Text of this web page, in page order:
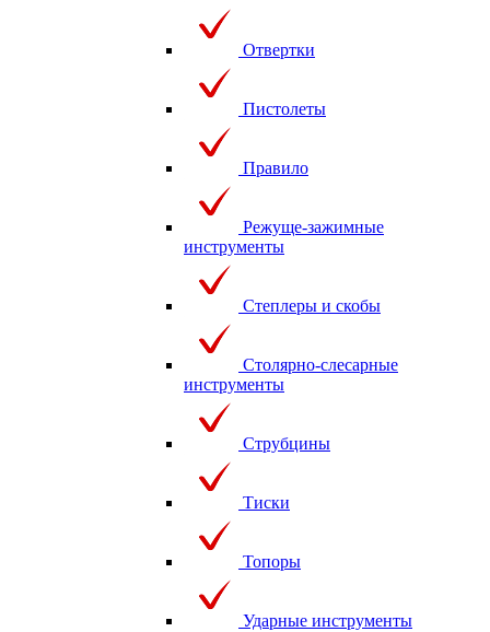
Отвертки
Пистолеты
Правило
Режуще-зажимные
инструменты
Степлеры и скобы
Столярно-слесарные
инструменты
Струбцины
Тиски
Топоры
Ударные инструменты